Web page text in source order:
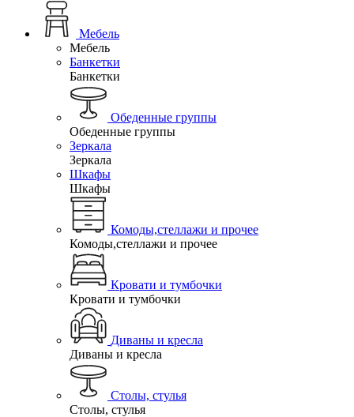
Мебель
Мебель
Банкетки
Банкетки
Обеденные группы
Обеденные группы
Зеркала
Зеркала
Шкафы
Шкафы
Комоды,стеллажи и прочее
Комоды,стеллажи и прочее
Кровати и тумбочки
Кровати и тумбочки
Диваны и кресла
Диваны и кресла
Столы, стулья
Столы, стулья